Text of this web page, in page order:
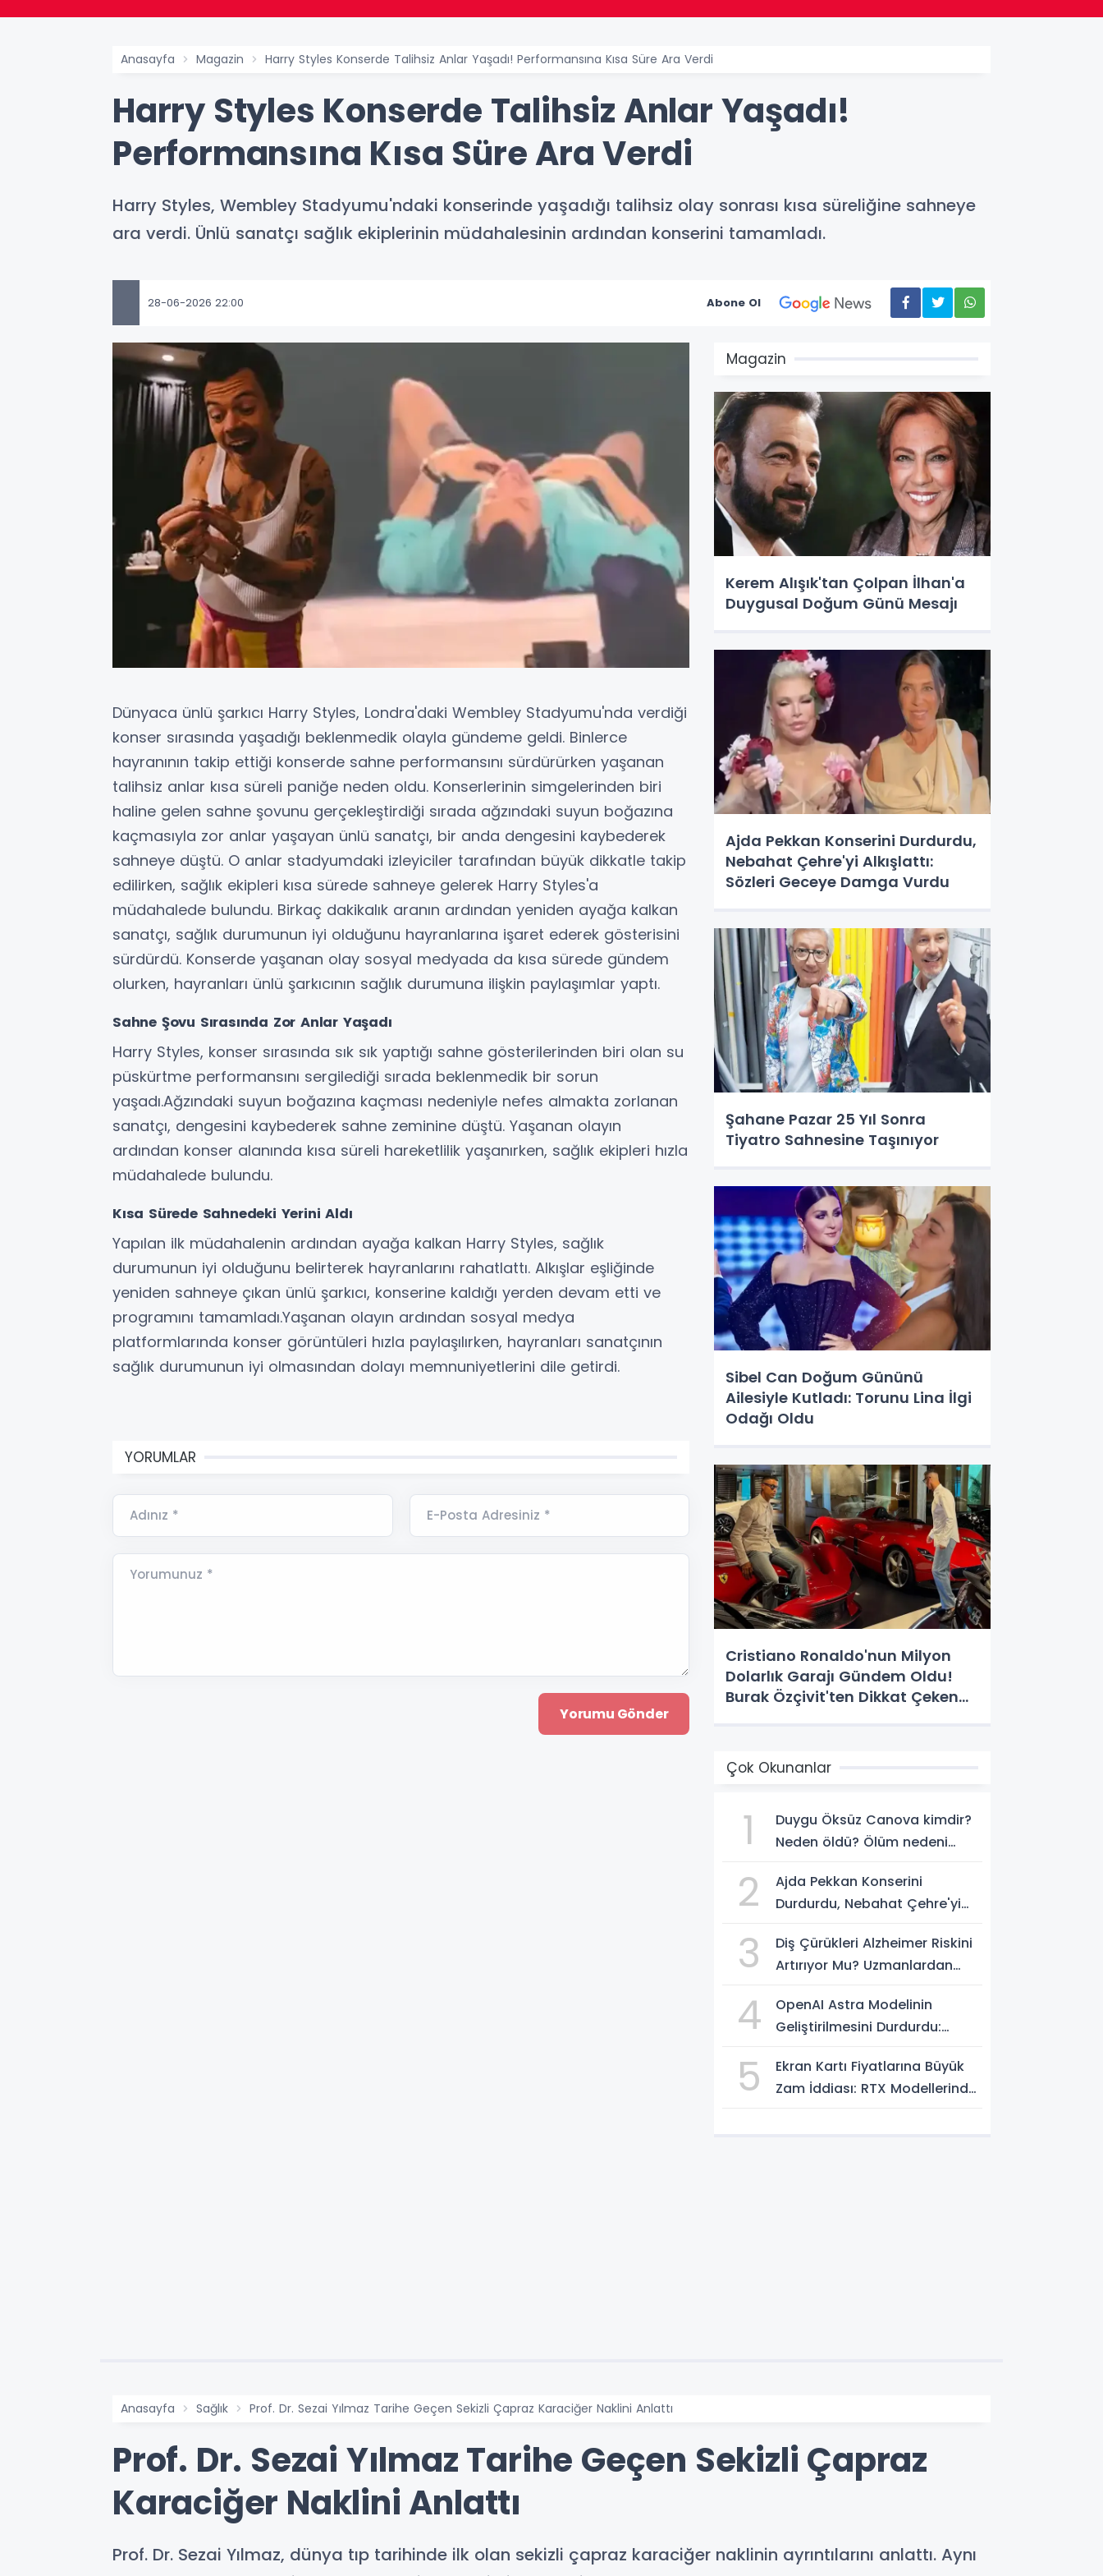
Anasayfa Magazin Harry Styles Konserde Talihsiz Anlar Yaşadı! Performansına Kısa Süre Ara Verdi
Harry Styles Konserde Talihsiz Anlar Yaşadı!
Performansına Kısa Süre Ara Verdi
Harry Styles, Wembley Stadyumu'ndaki konserinde yaşadığı talihsiz olay sonrası kısa süreliğine sahneye
ara verdi. Ünlü sanatçı sağlık ekiplerinin müdahalesinin ardından konserini tamamladı.
28-06-2026 22:00 Abone Ol
Dünyaca ünlü şarkıcı Harry Styles, Londra'daki Wembley Stadyumu'nda verdiği
konser sırasında yaşadığı beklenmedik olayla gündeme geldi. Binlerce
hayranının takip ettiği konserde sahne performansını sürdürürken yaşanan
talihsiz anlar kısa süreli paniğe neden oldu. Konserlerinin simgelerinden biri
haline gelen sahne şovunu gerçekleştirdiği sırada ağzındaki suyun boğazına
kaçmasıyla zor anlar yaşayan ünlü sanatçı, bir anda dengesini kaybederek
sahneye düştü. O anlar stadyumdaki izleyiciler tarafından büyük dikkatle takip
edilirken, sağlık ekipleri kısa sürede sahneye gelerek Harry Styles'a
müdahalede bulundu. Birkaç dakikalık aranın ardından yeniden ayağa kalkan
sanatçı, sağlık durumunun iyi olduğunu hayranlarına işaret ederek gösterisini
sürdürdü. Konserde yaşanan olay sosyal medyada da kısa sürede gündem
olurken, hayranları ünlü şarkıcının sağlık durumuna ilişkin paylaşımlar yaptı.
Sahne Şovu Sırasında Zor Anlar Yaşadı
Harry Styles, konser sırasında sık sık yaptığı sahne gösterilerinden biri olan su
püskürtme performansını sergilediği sırada beklenmedik bir sorun
yaşadı.Ağzındaki suyun boğazına kaçması nedeniyle nefes almakta zorlanan
sanatçı, dengesini kaybederek sahne zeminine düştü. Yaşanan olayın
ardından konser alanında kısa süreli hareketlilik yaşanırken, sağlık ekipleri hızla
müdahalede bulundu.
Kısa Sürede Sahnedeki Yerini Aldı
Yapılan ilk müdahalenin ardından ayağa kalkan Harry Styles, sağlık
durumunun iyi olduğunu belirterek hayranlarını rahatlattı. Alkışlar eşliğinde
yeniden sahneye çıkan ünlü şarkıcı, konserine kaldığı yerden devam etti ve
programını tamamladı.Yaşanan olayın ardından sosyal medya
platformlarında konser görüntüleri hızla paylaşılırken, hayranları sanatçının
sağlık durumunun iyi olmasından dolayı memnuniyetlerini dile getirdi.
YORUMLAR
Adınız * E-Posta Adresiniz *
Yorumunuz *
Magazin
Kerem Alışık'tan Çolpan İlhan'a
Duygusal Doğum Günü Mesajı
Ajda Pekkan Konserini Durdurdu,
Nebahat Çehre'yi Alkışlattı:
Sözleri Geceye Damga Vurdu
Şahane Pazar 25 Yıl Sonra
Tiyatro Sahnesine Taşınıyor
Sibel Can Doğum Gününü
Ailesiyle Kutladı: Torunu Lina İlgi
Odağı Oldu
Cristiano Ronaldo'nun Milyon
Dolarlık Garajı Gündem Oldu!
Burak Özçivit'ten Dikkat Çeken
Çok Okunanlar
1
Duygu Öksüz Canova kimdir?
Neden öldü? Ölüm nedeni
2
Ajda Pekkan Konserini
Durdurdu, Nebahat Çehre'yi
Damga Vurdu
3
Diş Çürükleri Alzheimer Riskini
Artırıyor Mu? Uzmanlardan
4
OpenAI Astra Modelinin
Geliştirilmesini Durdurdu:
5
Ekran Kartı Fiyatlarına Büyük
Zam İddiası: RTX Modellerinde
Anasayfa Sağlık Prof. Dr. Sezai Yılmaz Tarihe Geçen Sekizli Çapraz Karaciğer Naklini Anlattı
Prof. Dr. Sezai Yılmaz Tarihe Geçen Sekizli Çapraz
Karaciğer Naklini Anlattı
Prof. Dr. Sezai Yılmaz, dünya tıp tarihinde ilk olan sekizli çapraz karaciğer naklinin ayrıntılarını anlattı. Aynı